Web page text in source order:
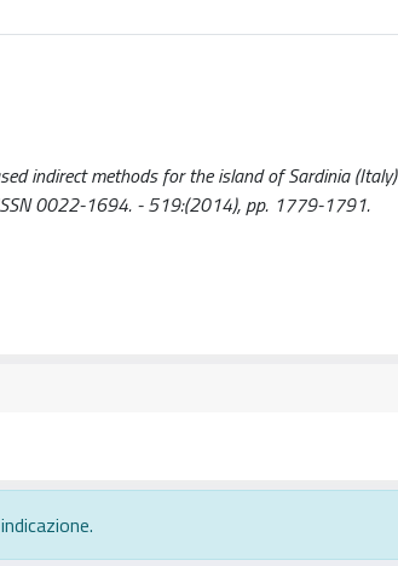
indirect methods for the island of Sardinia (Italy)
ISSN 0022-1694. - 519:(2014), pp. 1779-1791.